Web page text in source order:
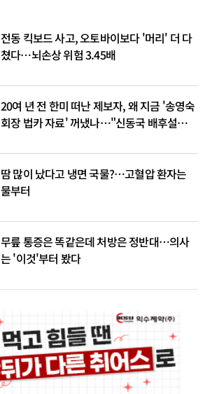
전동 킥보드 사고, 오토바이보다 '머리' 더 다
쳤다…뇌손상 위험 3.45배
20여 년 전 한미 떠난 제보자, 왜 지금 '송영숙
회장 법카 자료' 꺼냈나…"신동국 배후설은
땀 많이 났다고 냉면 국물?…고혈압 환자는
물부터
무릎 통증은 똑같은데 처방은 정반대…의사
는 '이것'부터 봤다